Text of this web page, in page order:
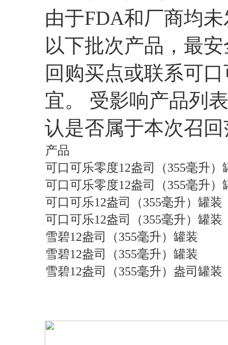
由于FDA和厂商均
以下批次产品，最
回购买点或联系可
宜。 受影响产品列
认是否属于本次召
产品
可口可乐零度12盎司（355毫升）
可口可乐零度12盎司（355毫升）
可口可乐12盎司（355毫升）罐装
可口可乐12盎司（355毫升）罐装
雪碧12盎司（355毫升）罐装
雪碧12盎司（355毫升）罐装
雪碧12盎司（355毫升）盎司罐装